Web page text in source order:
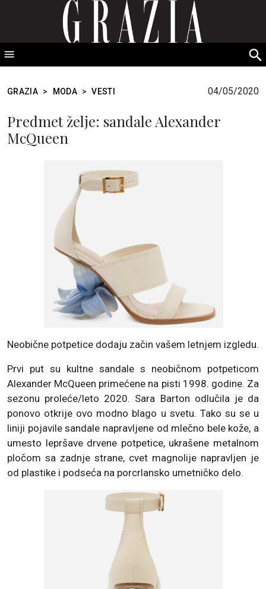
GRAZIA Srbija
GRAZIA > MODA > VESTI 04/05/2020
Predmet želje: sandale Alexander
McQueen
Neobične potpetice dodaju začin vašem letnjem izgledu.
Prvi put su kultne sandale s neobičnom potpeticom
Alexander McQueen primećene na pisti 1998. godine. Za
sezonu proleće/leto 2020. Sara Barton odlučila je da
ponovo otkrije ovo modno blago u svetu. Tako su se u
liniji pojavile sandale napravljene od mlečno bele kože, a
umesto lepršave drvene potpetice, ukrašene metalnom
pločom sa zadnje strane, cvet magnolije napravljen je
od plastike i podseća na porcrlansko umetničko delo.